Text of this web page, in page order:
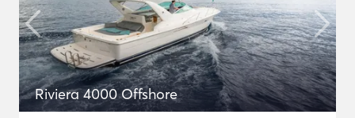
Riviera 4000 Offshore